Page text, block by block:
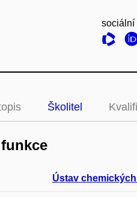
sociální
Školitel
Ústav